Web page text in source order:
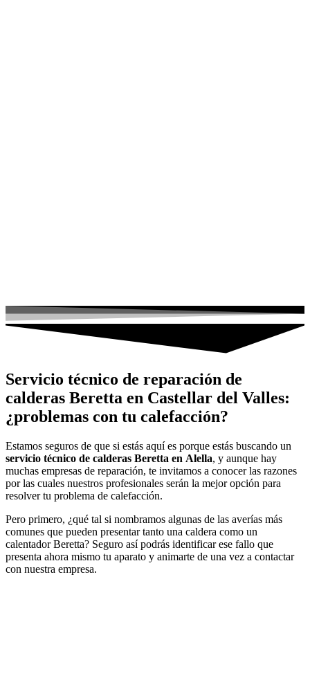
Servicio técnico de reparación de
calderas Beretta en Castellar del Valles:
¿problemas con tu calefacción?
Estamos seguros de que si estás aquí es porque estás buscando un
servicio técnico de calderas Beretta en Alella, y aunque hay
muchas empresas de reparación, te invitamos a conocer las razones
por las cuales nuestros profesionales serán la mejor opción para
resolver tu problema de calefacción.
Pero primero, ¿qué tal si nombramos algunas de las averías más
comunes que pueden presentar tanto una caldera como un
calentador Beretta? Seguro así podrás identificar ese fallo que
presenta ahora mismo tu aparato y animarte de una vez a contactar
con nuestra empresa.